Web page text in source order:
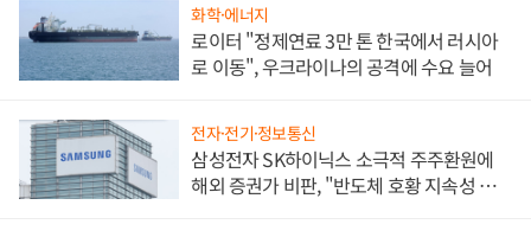
화학·에너지
로이터 "정제연료 3만 톤 한국에서 러시아
로 이동", 우크라이나의 공격에 수요 늘어
전자·전기·정보통신
삼성전자 SK하이닉스 소극적 주주환원에
해외 증권가 비판, "반도체 호황 지속성 의